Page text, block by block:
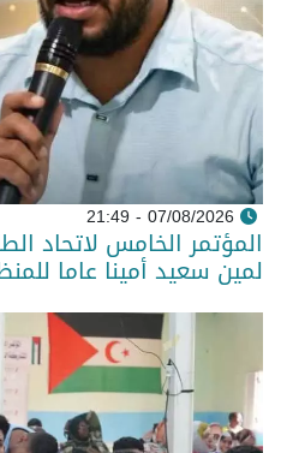
07/08/2026 - 21:49
المؤتمر الخامس لاتحاد
لمين سعيد أمينا عاما